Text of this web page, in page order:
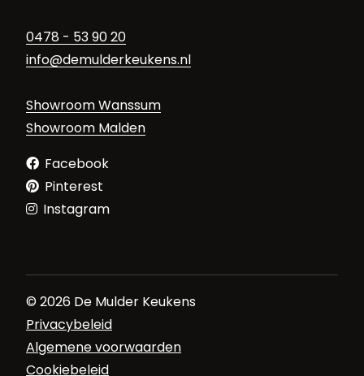
0478 - 53 90 20
info@demulderkeukens.nl
Showroom Wanssum
Showroom Malden
Facebook
Pinterest
Instagram
© 2026 De Mulder Keukens
Privacybeleid
Algemene voorwaarden
Cookiebeleid